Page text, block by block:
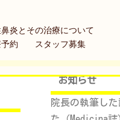
炎とその治療について
約
スタッフ募集
お知らせ
院長の執筆し